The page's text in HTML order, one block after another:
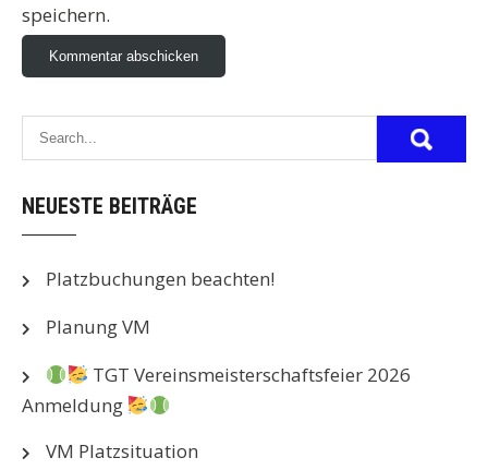
speichern.
NEUESTE BEITRÄGE
Platzbuchungen beachten!
Planung VM
TGT Vereinsmeisterschaftsfeier 2026
Anmeldung
VM Platzsituation